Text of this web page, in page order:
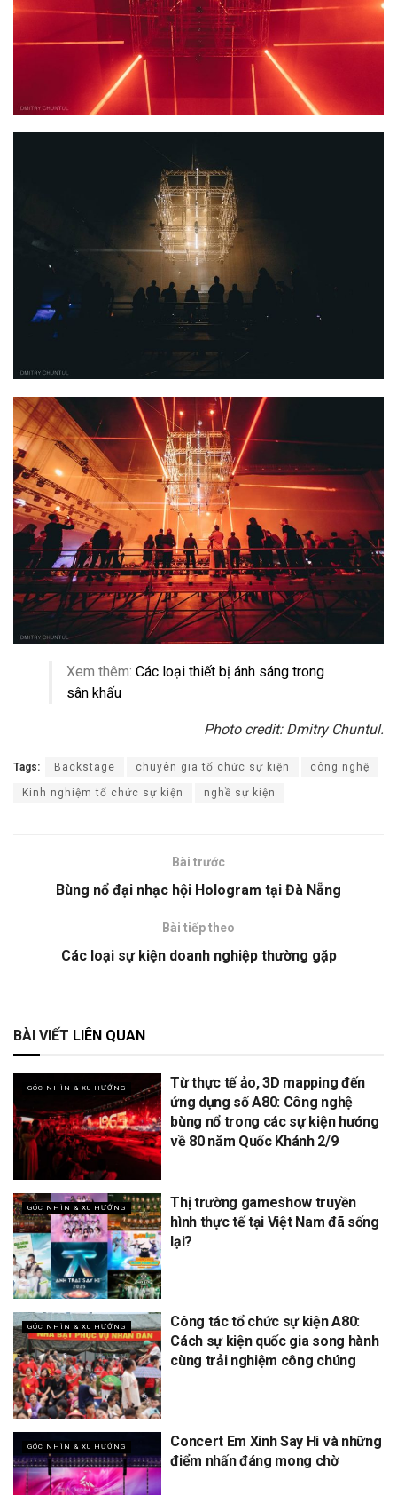
Xem thêm: Các loại thiết bị ánh sáng trong
sân khấu
Photo credit: Dmitry Chuntul.
Tags: Backstage chuyên gia tổ chức sự kiện công nghệ
Kinh nghiệm tổ chức sự kiện nghề sự kiện
Bài trước
Bùng nổ đại nhạc hội Hologram tại Đà Nẵng
Bài tiếp theo
Các loại sự kiện doanh nghiệp thường gặp
BÀI VIẾT LIÊN QUAN
GÓC NHÌN & XU HƯỚNG
Từ thực tế ảo, 3D mapping đến
ứng dụng số A80: Công nghệ
bùng nổ trong các sự kiện hướng
về 80 năm Quốc Khánh 2/9
GÓC NHÌN & XU HƯỚNG
Thị trường gameshow truyền
hình thực tế tại Việt Nam đã sống
lại?
GÓC NHÌN & XU HƯỚNG
Công tác tổ chức sự kiện A80:
Cách sự kiện quốc gia song hành
cùng trải nghiệm công chúng
GÓC NHÌN & XU HƯỚNG
Concert Em Xinh Say Hi và những
điểm nhấn đáng mong chờ